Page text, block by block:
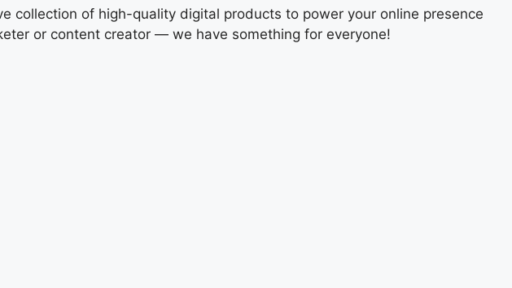
collection of high-quality digital products to power your online presence
or content creator — we have something for everyone!